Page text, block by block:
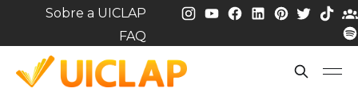
Sobre a UICLAP
FAQ